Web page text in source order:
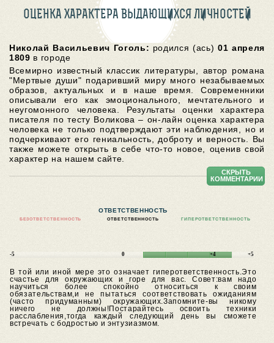
ОЦЕНКА ХАРАКТЕРА ВЫДАЮЩИХСЯ ЛИЧНОСТЕЙ
Николай Васильевич Гоголь: родился (ась)01 апреля
1809 в городе
Всемирно известный классик литературы, автор романа
"Мертвые души" подаривший миру много незабываемых
образов, актуальных и в наше время. Современники
описывали его как эмоционального, мечтательного и
неугомонного человека. Результаты оценки характера
писателя по тесту Воликова – он-лайн оценка характера
человека не только подтверждают эти наблюдения, но и
подчеркивают его гениальность, доброту и верность. Вы
также можете открыть в себе что-то новое, оценив свой
характер на нашем сайте.
СКРЫТЬ
КОММЕНТАРИИ
ОТВЕТСТВЕННОСТЬ
БЕЗОТВЕТСТВЕННОСТЬ ОТВЕТСТВЕННОСТЬ ГИПЕРОТВЕТСТВЕННОСТЬ
-5 0 +4 +5
В той или иной мере это означает гиперответственность.Это
счастье для окружающих и горе для вас.Совет:вам надо
научиться более спокойно относиться к своим
обязательствам,и не пытаться соответствовать ожиданиям
(часто придуманным) окружающих.Запомните-вы никому
ничего не должны!Постарайтесь освоить техники
расслабления,тогда каждый следующий день вы сможете
встречать с бодростью и энтузиазмом.